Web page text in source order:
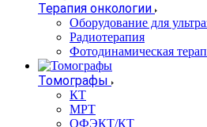
Терапия онкологии
Оборудование для
Радиотерапия
Фотодинамическая
Томографы
КТ
МРТ
ОФЭКТ/КТ